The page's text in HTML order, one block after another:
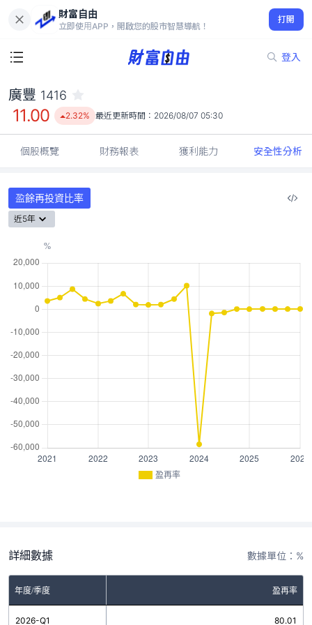
財富自由
立即使用APP，開啟您的股市智慧導航！
打開
登入
11.00
2.32%
廣豐 1416
11.00 2.32% 最近更新時間： 2026/08/07 05:30
個股概覽 財務報表 獲利能力 安全性分析
盈餘再投資比率
近5年
盈再率
詳細數據 數據單位：%
年度/季度 盈再率
2026-Q1 80.01